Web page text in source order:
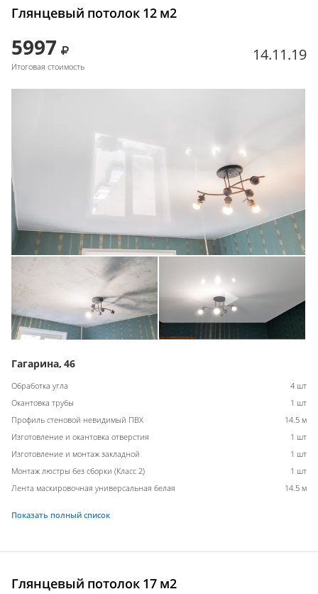
Глянцевый потолок 12 м2
5997
Итоговая стоимость
14.11.19
Гагарина, 46
Обработка угла
4 шт
Окантовка трубы
1 шт
Профиль стеновой невидимый ПВХ
14.5 м
Изготовление и окантовка отверстия
1 шт
Изготовление и монтаж закладной
1 шт
Монтаж люстры без сборки (Класс 2)
1 шт
Лента маскировочная универсальная белая
14.5 м
Показать полный список
Глянцевый потолок 17 м2